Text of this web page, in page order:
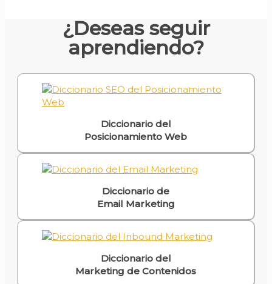
¿Deseas seguir
aprendiendo?
Diccionario del
Posicionamiento Web
Diccionario de
Email Marketing
Diccionario del
Marketing de Contenidos